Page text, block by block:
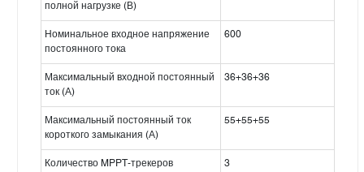
полной нагрузке (В)
Номинальное входное напряжение
постоянного тока
600
Максимальный входной постоянный
ток (А)
36+36+36
Максимальный постоянный ток
короткого замыкания (А)
55+55+55
Количество MPPT-трекеров 3